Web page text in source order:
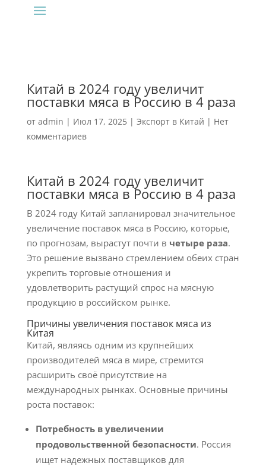
Китай в 2024 году увеличит
поставки мяса в Россию в 4 раза
от admin | Июл 17, 2025| Экспорт в Китай | Нет
комментариев
Китай в 2024 году увеличит
поставки мяса в Россию в 4 раза
В 2024 году Китай запланировал значительное
увеличение поставок мяса в Россию, которые,
по прогнозам, вырастут почти в четыре раза.
Это решение вызвано стремлением обеих стран
укрепить торговые отношения и
удовлетворить растущий спрос на мясную
продукцию в российском рынке.
Причины увеличения поставок мяса из
Китая
Китай, являясь одним из крупнейших
производителей мяса в мире, стремится
расширить своё присутствие на
международных рынках. Основные причины
роста поставок:
Потребность в увеличении
продовольственной безопасности. Россия
ищет надежных поставщиков для